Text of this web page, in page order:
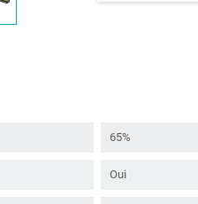
65%
Oui